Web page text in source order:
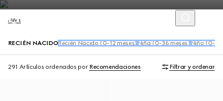
Niños
RECIÉN NACIDO Recién Nacido (0-12 meses) Niña (0-36 meses) Niño (0-36
291 Artículos ordenados por Recomendaciones Filtrar y ordenar